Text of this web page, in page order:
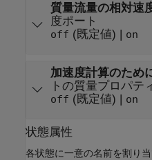
質量流量の相対速
度ポート
off (既定値) | on
加速度計算のため
トの質量プロパテ
off (既定値) | on
状態属性
各状態に一意の名前を割り